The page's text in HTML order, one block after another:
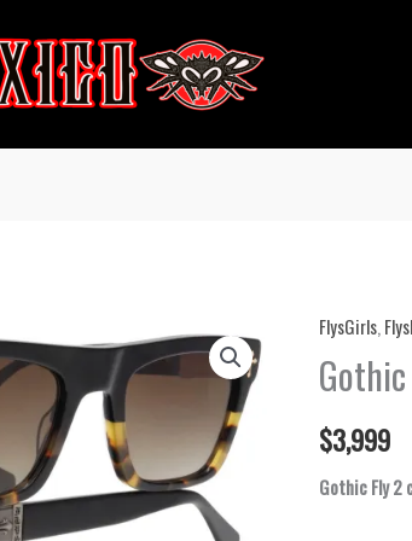
FlysGirls,
$3,999
Gothic Fly 2